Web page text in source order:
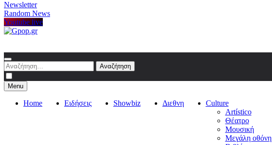
Newsletter
Random News
Youtube live
Αναζήτηση
για:
Menu
Home Ειδήσεις Showbiz Διεθνη
Culture
Artístico
Θέατρο
Μουσική
Μεγάλη οθόνη